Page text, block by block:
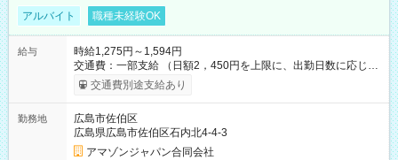
アルバイト 職種未経験OK
給与
時給1,275円～1,594円
交通費：一部支給 （日額2，450円を上限に、出勤日数に応じて
実費支給） ※22:00～翌5:00までは時給25%UP！ ■給与前払い
制度あり ※前払い額の上限あり、手数料無料（Amazon負担）
交通費別途支給あり
勤務地
広島市佐伯区
広島県広島市佐伯区石内北4-4-3
アマゾンジャパン合同会社